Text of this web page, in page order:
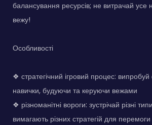
балансування ресурсів; не витрачай усе
вежу!
Особливості
❖ стратегічний ігровий процес: випробуй
навички, будуючи та керуючи вежами
❖ різноманітні вороги: зустрічай різні
вимагають різних стратегій для перемоги